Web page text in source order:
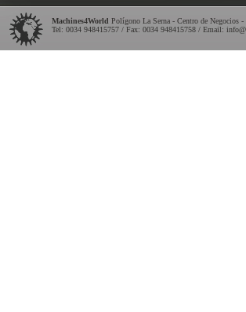
Machines4World Polígono La Serna - Centro de Negocios
Tel: 0034 948415757 / Fax: 0034 948415758 / Email: